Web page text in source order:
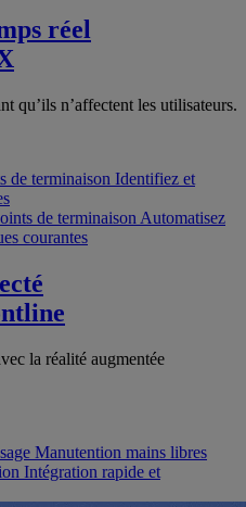
réel
qu’ils n’affectent les utilisateurs.
de terminaison Identifiez et
de terminaison Automatisez
courantes
la réalité augmentée
Manutention mains libres
Intégration rapide et